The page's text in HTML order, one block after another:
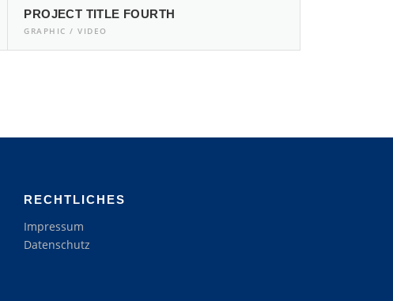
PROJECT TITLE FOURTH
GRAPHIC / VIDEO
RECHTLICHES
Impressum
Datenschutz